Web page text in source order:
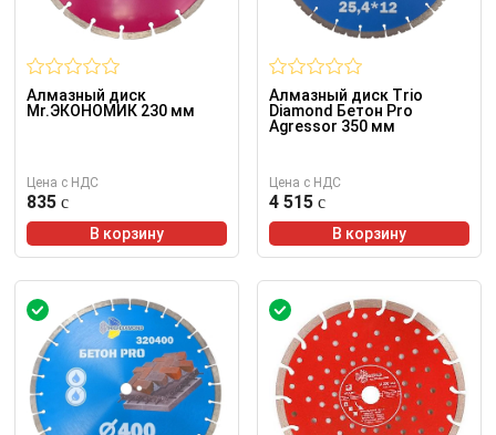
Алмазный диск
Mr.ЭКОНОМИК 230 мм
Цена с НДС
835
В корзину
Алмазный диск Trio
Diamond Бетон Pro
Agressor 350 мм
Цена с НДС
4 515
В корзину